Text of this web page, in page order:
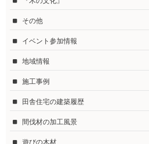
その他
イベント参加情報
地域情報
施工事例
田舎住宅の建築履歴
間伐材の加工風景
遊びの木材